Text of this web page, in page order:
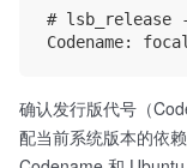
# lsb_release
确认发行版代号（
配当前系统版本的依